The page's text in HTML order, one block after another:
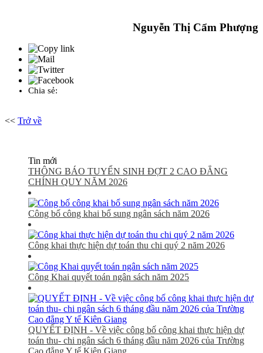
Nguyễn Thị Cẩm Phượng
Chia sẻ:
<< Trở về
Tin mới
THÔNG BÁO TUYỂN SINH ĐỢT 2 CAO ĐẲNG
CHÍNH QUY NĂM 2026
Công bố công khai bổ sung ngân sách năm 2026
Công khai thực hiện dự toán thu chi quý 2 năm 2026
Công Khai quyết toán ngân sách năm 2025
QUYẾT ĐỊNH - Về việc công bố công khai thực hiện dự
toán thu- chi ngân sách 6 tháng đầu năm 2026 của Trường
Cao đẳng Y tế Kiên Giang